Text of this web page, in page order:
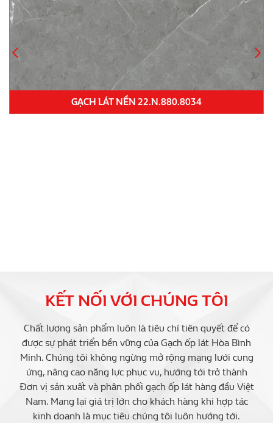
GẠCH LÁT NỀN KD33102
KẾT NỐI VỚI CHÚNG TÔI
Chất lượng sản phẩm luôn là tiêu chí tiên quyết để có
được sự phát triển bền vững của Gạch ốp lát Hòa Bình
Minh. Chúng tôi không ngừng mở rộng mạng lưới cung
ứng, nâng cao năng lực phục vụ, hướng tới trở thành
Đơn vị sản xuất và phân phối gạch ốp lát hàng đầu Việt
Nam. Mang lại giá trị lớn cho khách hàng khi hợp tác
kinh doanh là mục tiêu chúng tôi luôn hướng tới.